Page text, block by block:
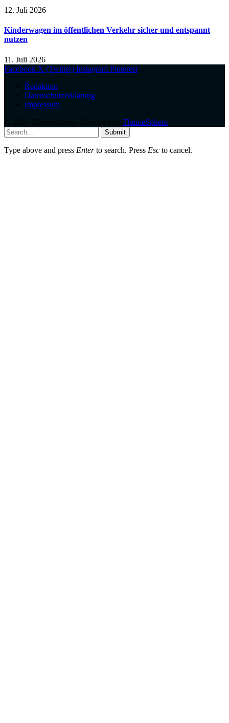
12. Juli 2026
Kinderwagen im öffentlichen Verkehr sicher und entspannt
nutzen
11. Juli 2026
Facebook X (Twitter) Instagram Pinterest
Redaktion
Datenschutzerklärung
Impressum
ThemeSphere
Submit
Type above and press Enterto search. Press Esc to cancel.